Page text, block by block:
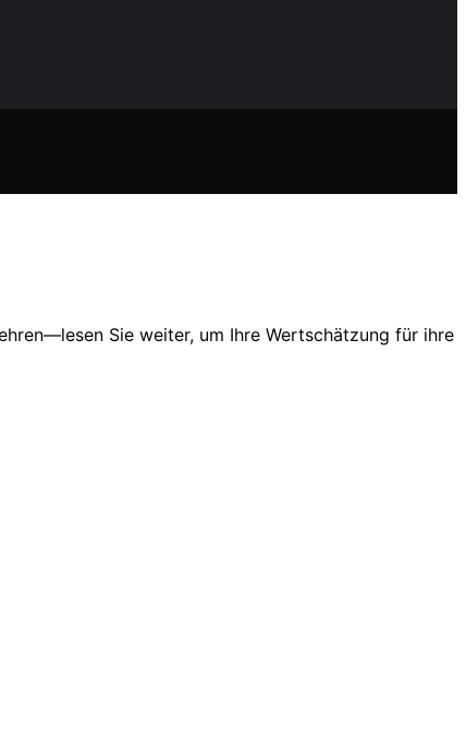
Sie weiter, um Ihre Wertschätzung für ihre